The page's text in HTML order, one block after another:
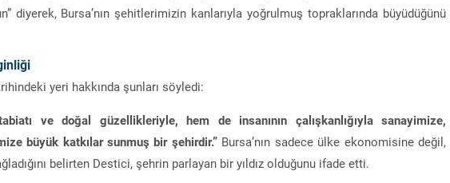
diyerek, Bursa’nın şehitlerimizin kanlarıyla yoğrulmuş topraklarında büyüdüğünü
yeri hakkında şunları söyledi:
ve doğal güzellikleriyle, hem de insanının çalışkanlığıyla sanayimize,
büyük katkılar sunmuş bir şehirdir.”Bursa’nın sadece ülke ekonomisine değil,
belirten Destici, şehrin parlayan bir yıldız olduğunu ifade etti.